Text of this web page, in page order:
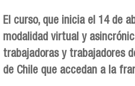
El curso, que inicia el 14 de
modalidad virtual y
trabajadoras y trabajadores
de Chile que accedan a la